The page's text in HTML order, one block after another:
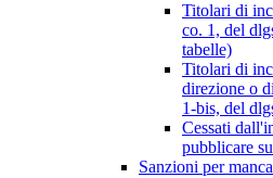
Titolari di
co. 1, del
tabelle)
Titolari di
direzione o
1-bis, del
Cessati
pubblicare
Sanzioni per